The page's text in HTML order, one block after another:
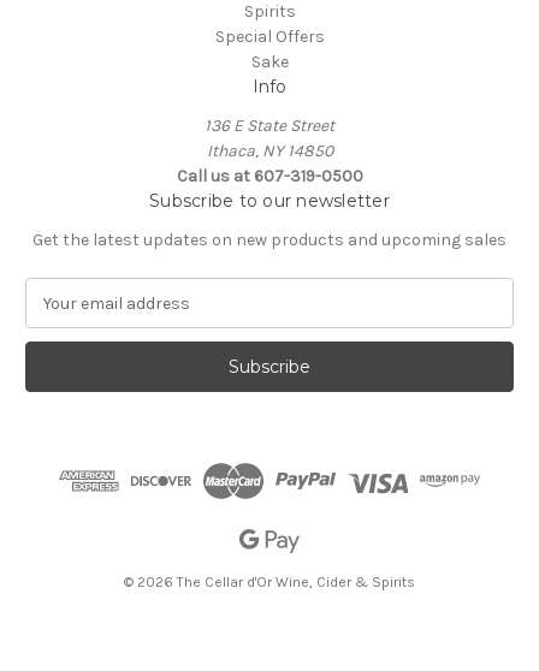
Spirits
Special Offers
Sake
Info
136 E State Street
Ithaca, NY 14850
Call us at 607-319-0500
Subscribe to our newsletter
Get the latest updates on new products and upcoming sales
a
l
© 2026 The Cellar d'Or Wine, Cider & Spirits